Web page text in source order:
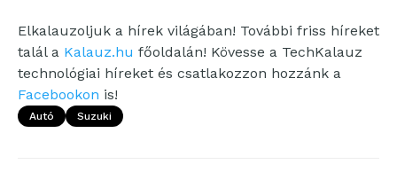
Elkalauzoljuk a hírek világában! További friss híreket
talál a Kalauz.hu főoldalán! Kövesse a TechKalauz
technológiai híreket és csatlakozzon hozzánk a
Facebookon is!
Autó Suzuki